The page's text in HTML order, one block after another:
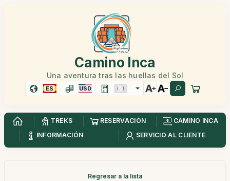
Camino Inca
Una aventura tras las huellas del Sol
ES USD
TREKS RESERVACIÓN
CAMINO INCA
INFORMACIÓN
SERVICIO AL CLIENTE
Regresar a la lista